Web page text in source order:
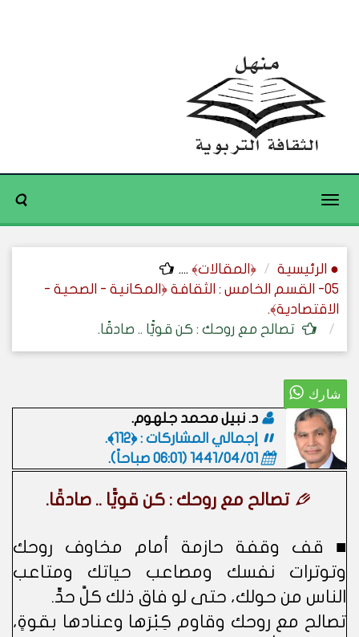
Toggle
● الرئيسية ﴿المقالات﴾ ....
05- القسم الخامس : الثقافة ﴿المكانية - الصحية -
الاقتصادية﴾.
تصالح مع روحك : كن قويًّا .. صادقًا.
د. نبيل محمد جلهوم.
إجمالي المشاركات : ﴿112﴾.
1441/04/01 (06:01 صباحاً)
.
تصالح مع روحك : كن قويًّا .. صادقًا.
■ قف وقفة حازمة أمام مخاوف روحك
وتوترات نفسك ومصاعب حياتك ومتاعب
الناس من حولك، حتى لو فاق ذلك كلَّ حدٍّ.
تصالح مع روحك وقاوم كِبْرَها وعنادها بقوةٍ،